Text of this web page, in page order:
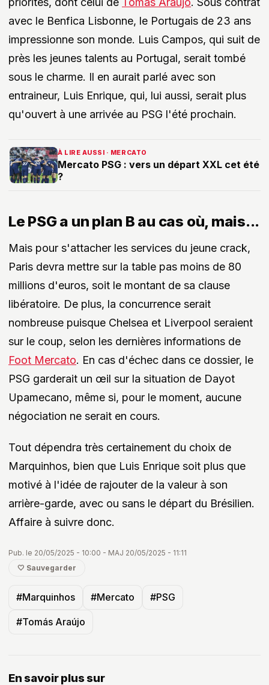
avec le Benfica Lisbonne, le Portugais de 23 ans
impressionne son monde. Luis Campos, qui suit de
près les jeunes talents au Portugal, serait tombé
sous le charme. Il en aurait parlé avec son
entraineur, Luis Enrique, qui, lui aussi, serait plus
qu'ouvert à une arrivée au PSG l'été prochain.
À LIRE AUSSI · MERCATO
Mercato PSG : vers un départ XXL cet été
?
Le PSG a un plan B au cas où, mais...
Mais pour s'attacher les services du jeune crack,
Paris devra mettre sur la table pas moins de 80
millions d'euros, soit le montant de sa clause
libératoire. De plus, la concurrence serait
nombreuse puisque Chelsea et Liverpool seraient
sur le coup, selon les dernières informations de
Foot Mercato. En cas d'échec dans ce dossier, le
PSG garderait un œil sur la situation de Dayot
Upamecano, même si, pour le moment, aucune
négociation ne serait en cours.
Tout dépendra très certainement du choix de
Marquinhos, bien que Luis Enrique soit plus que
motivé à l'idée de rajouter de la valeur à son
arrière-garde, avec ou sans le départ du Brésilien.
Affaire à suivre donc.
Pub. le 20/05/2025 - 10:00 - MAJ 20/05/2025 - 11:11
🤍 Sauvegarder
#Marquinhos #Mercato #PSG
#Tomás Araújo
En savoir plus sur